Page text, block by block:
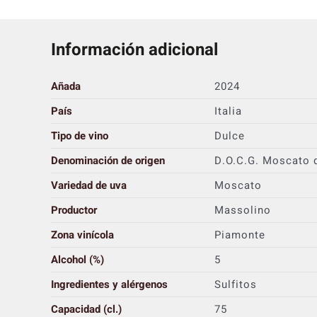
Información adicional
Añada
2024
País
Italia
Tipo de vino
Dulce
Denominación de origen
D.O.C.G. Moscato
Variedad de uva
Moscato
Productor
Massolino
Zona vinícola
Piamonte
Alcohol (%)
5
Ingredientes y alérgenos
Sulfitos
Capacidad (cl.)
75